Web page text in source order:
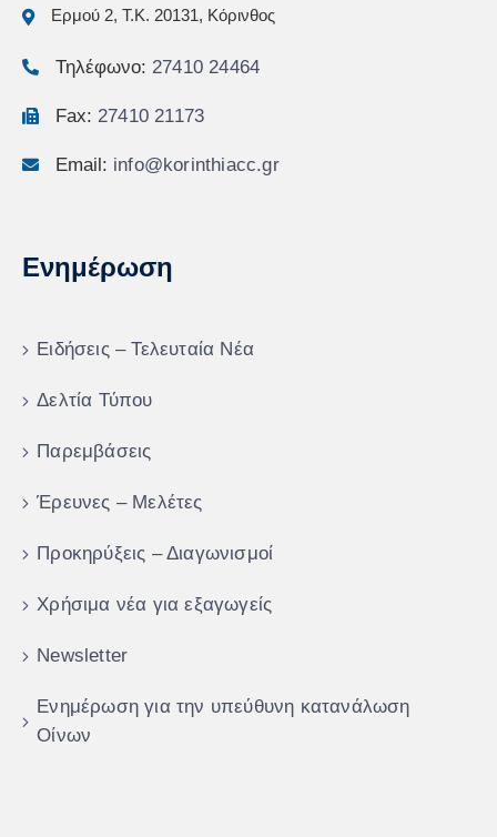
Ερμού 2, Τ.Κ. 20131, Κόρινθος
Τηλέφωνο: 27410 24464
Fax: 27410 21173
Email: info@korinthiacc.gr
Ενημέρωση
Ειδήσεις – Τελευταία Νέα
Δελτία Τύπου
Παρεμβάσεις
Έρευνες – Μελέτες
Προκηρύξεις – Διαγωνισμοί
Χρήσιμα νέα για εξαγωγείς
Newsletter
Ενημέρωση για την υπεύθυνη κατανάλωση
Οίνων